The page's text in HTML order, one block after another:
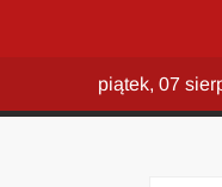
piątek, 07